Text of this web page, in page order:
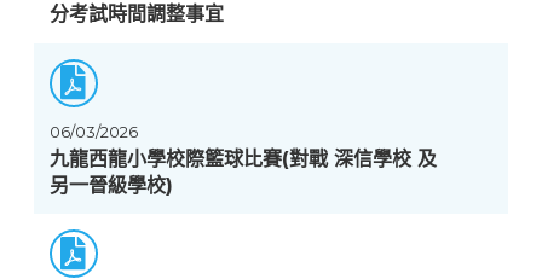
分考試時間調整事宜
06/03/2026
九龍西龍小學校際籃球比賽(對戰 深信學校 及
另一晉級學校)